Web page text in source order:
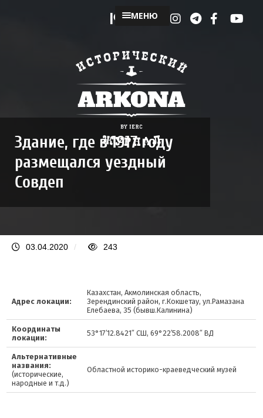
МЕНЮ
Здание, где в 1917 году
размещался уездный
Совдеп
03.04.2020 / 243
Адрес локации:
Казахстан, Акмолинская область,
Зерендинский район, г.Кокшетау, ул.Рамазана
Елебаева, 35 (бывш.Калинина)
Координаты
локации:
53°17′12.8421″ СШ, 69°22′58.2008″ ВД
Альтернативные
названия:
(исторические,
народные и т.д.)
Областной историко-краеведческий музей